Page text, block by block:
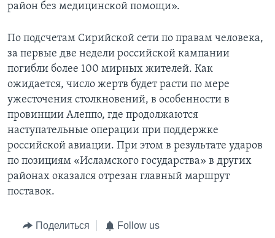
район без медицинской помощи».
По подсчетам Сирийской сети по правам человека,
за первые две недели российской кампании
погибли более 100 мирных жителей. Как
ожидается, число жертв будет расти по мере
ужесточения столкновений, в особенности в
провинции Алеппо, где продолжаются
наступательные операции при поддержке
российской авиации. При этом в результате ударов
по позициям «Исламского государства» в других
районах оказался отрезан главный маршрут
поставок.
Поделиться Follow us